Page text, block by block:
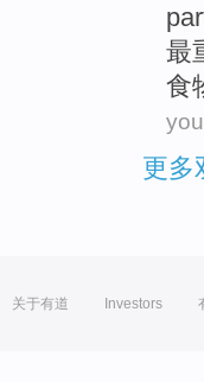
最
食
更多
关于有道 Investors